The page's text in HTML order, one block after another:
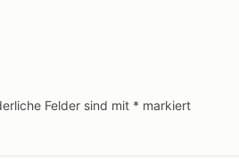
Felder sind mit * markiert